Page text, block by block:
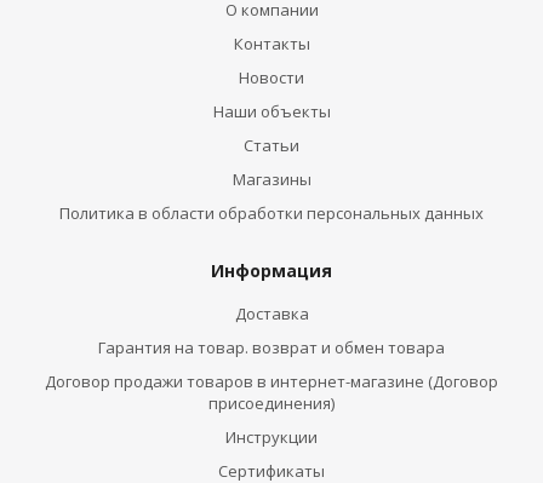
О компании
Контакты
Новости
Наши объекты
Статьи
Магазины
Политика в области обработки персональных данных
Информация
Доставка
Гарантия на товар. возврат и обмен товара
Договор продажи товаров в интернет-магазине (Договор
присоединения)
Инструкции
Сертификаты